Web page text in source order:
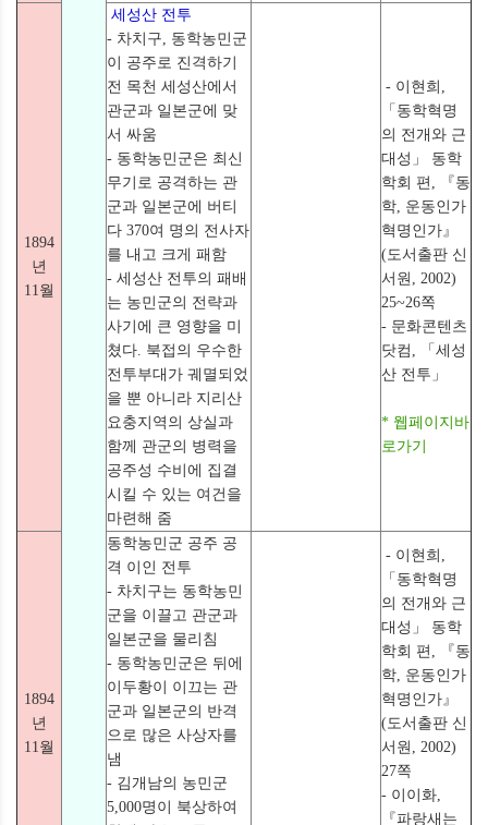
1894
년
11월
세성산 전투
- 차치구, 동학농민군
이 공주로 진격하기
전 목천 세성산에서
관군과 일본군에 맞
서 싸움
- 동학농민군은 최신
무기로 공격하는 관
군과 일본군에 버티
다 370여 명의 전사자
를 내고 크게 패함
- 세성산 전투의 패배
는 농민군의 전략과
사기에 큰 영향을 미
쳤다. 북접의 우수한
전투부대가 궤멸되었
을 뿐 아니라 지리산
요충지역의 상실과
함께 관군의 병력을
공주성 수비에 집결
시킬 수 있는 여건을
마련해 줌
- 이현희,
「동학혁명
의 전개와 근
대성」 동학
학회 편, 『동
학, 운동인가
혁명인가』
(도서출판 신
서원, 2002)
25~26쪽
- 문화콘텐츠
닷컴, 「세성
산 전투」
* 웹페이지바
로가기
1894
년
11월
동학농민군 공주 공
격 이인 전투
- 차치구는 동학농민
군을 이끌고 관군과
일본군을 물리침
- 동학농민군은 뒤에
이두황이 이끄는 관
군과 일본군의 반격
으로 많은 사상자를
냄
- 김개남의 농민군
5,000명이 북상하여
- 이현희,
「동학혁명
의 전개와 근
대성」 동학
학회 편, 『동
학, 운동인가
혁명인가』
(도서출판 신
서원, 2002)
27쪽
- 이이화,
『파랑새는